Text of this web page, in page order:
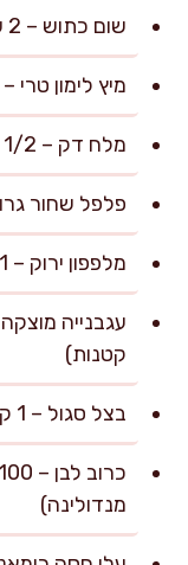
שום כתוש – 2 שיניים (טרי, מעניק עוקץ עדין לעוף)
מיץ לימון טרי – 2 כפות (לרענון הפילה)
מלח דק – 1/2 כפית (לטעימה מדויקת)
פלפל שחור גרוס – 1/4 כפית
מלפפון ירוק – 1 יחידה (חתוך לרצועות דקיקות)
קטנות)
בצל סגול – 1 קטן (פרוס דק דק לטעם עדין)
מנדולינה)